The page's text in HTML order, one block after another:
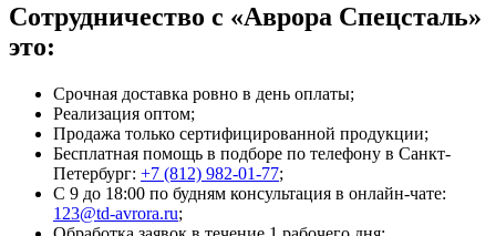
Сотрудничество с «Аврора Спецсталь»
это:
Срочная доставка ровно в день оплаты;
Реализация оптом;
Продажа только сертифицированной продукции;
Бесплатная помощь в подборе по телефону в Санкт-
Петербург: +7 (812) 982-01-77;
С 9 до 18:00 по будням консультация в онлайн-чате:
123@td-avrora.ru;